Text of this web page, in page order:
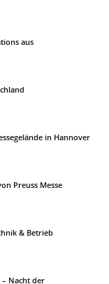
aus
in Hannover
Preuss Messe
& Betrieb
– Nacht der